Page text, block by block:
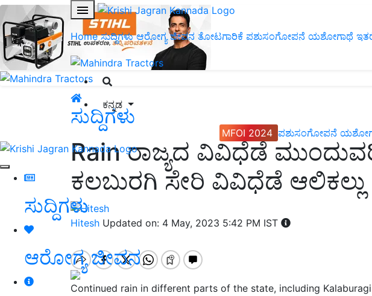
Home ಸುದ್ದಿಗಳು ಆರೋಗ್ಯ ಜೀವನ ತೋಟಗಾರಿಕೆ ಪಶುಸಂಗೋಪನೆ ಯಶೋಗಾಥೆ
ಕನ್ನಡ
MFOI 2024 ಪಶುಸಂಗೋಪನೆ
ಸುದ್ದಿಗಳು
ಆರೋಗ್ಯ ಜೀವನ
ಸುದ್ದಿಗಳು
Rain ರಾಜ್ಯದ ವಿವಿಧೆಡೆ
ಕಲಬುರಗಿ ಸೇರಿ ವಿವಿಧೆಡೆ
Hitesh Updated on: 4 May, 2023 5:42 PM IST
Continued rain in different parts of the state, including